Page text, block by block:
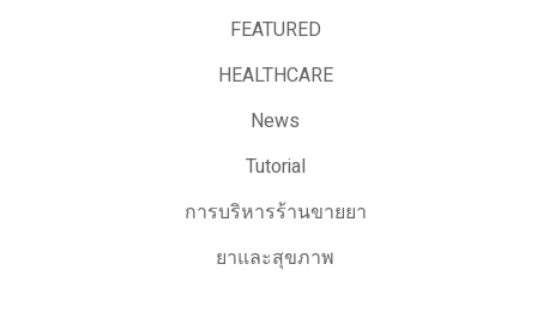
FEATURED
HEALTHCARE
News
Tutorial
การบริหารร้านขายยา
ยาและสุขภาพ